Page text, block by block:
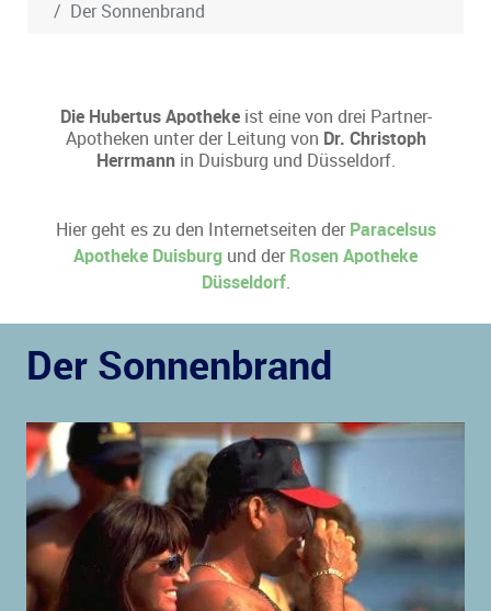
Der Sonnenbrand
Die Hubertus Apothekeist eine von drei Partner-
Apotheken unter der Leitung von Dr. Christoph
Herrmannin Duisburg und Düsseldorf.
Hier geht es zu den Internetseiten der Paracelsus
Apotheke Duisburg und der Rosen Apotheke
Düsseldorf.
Der Sonnenbrand